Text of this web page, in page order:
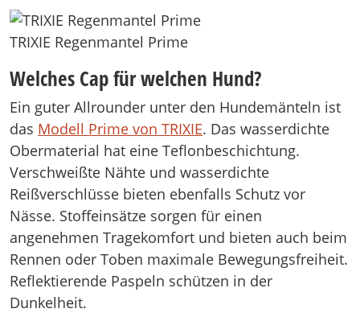
TRIXIE Regenmantel Prime
Welches Cap für welchen Hund?
Ein guter Allrounder unter den Hundemänteln ist
das Modell Prime von TRIXIE. Das wasserdichte
Obermaterial hat eine Teflonbeschichtung.
Verschweißte Nähte und wasserdichte
Reißverschlüsse bieten ebenfalls Schutz vor
Nässe. Stoffeinsätze sorgen für einen
angenehmen Tragekomfort und bieten auch beim
Rennen oder Toben maximale Bewegungsfreiheit.
Reflektierende Paspeln schützen in der
Dunkelheit.